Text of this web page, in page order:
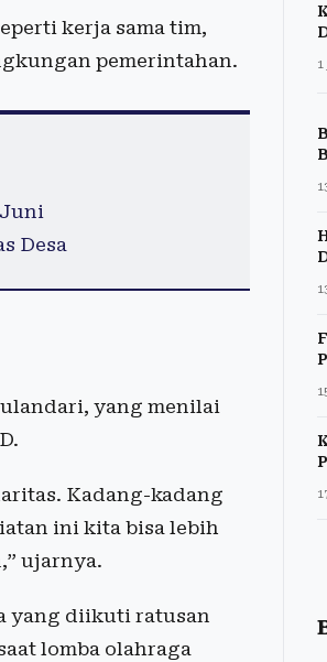
kerja sama tim,
pemerintahan.
Desa
yang menilai
Kadang-kadang
ini kita bisa lebih
ujarnya.
yang diikuti ratusan
lomba olahraga